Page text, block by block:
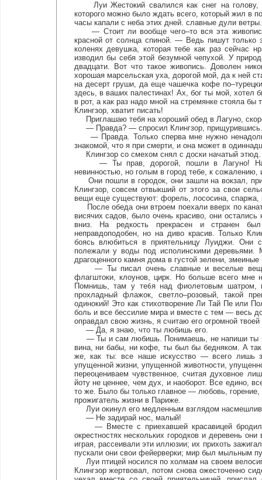
Луи Жестокий свалился как снег на голову,
которого можно было ждать всего, который жил в
часы капали с неба этих дней. славные дули
— Стоит ли вообще чего–то вся эта
красной от солнца спиной. — Ведь пишут
коленях девушка, которая тебе как раз сейчас
изводил бы себя этой безумной чепухой. У
двадцати. Вот что такое живопись. Доволен
хорошая марсельская уха, дорогой мой, да к ней
на десерт груши, да еще чашечка кофе
здесь, в ваших палестинах! Ах, бог ты мой, хотел
в рот, а как раз надо мной на стремянке стояла
Клингзор, хватит писать!
Приглашаю тебя на хороший обед в Лагуно,
— Правда? — спросил Клингзор, прищурившись.
— Правда. Только сперва мне нужно
знакомой, что я при смерти, и она может в
Клингзор со смехом снял с доски начатый этюд.
— Ты прав, дорогой, пошли в Лагуно!
невинностью, но голым в город тебе, к сожалению,
Они пошли в городок, они зашли на вокзал,
Клингзор, совсем отвыкший от этого за свои
вещи еще существуют: форель, лососина, спаржа,
После обеда они втроем поехали вверх по
висячих садов, было очень красиво, они
вниз. На редкость прекрасен и странен был
неправдоподобен, но на диво красив. Только
боясь влюбиться в приятельницу Луиджи.
полежали у воды под исполинскими деревьями.
драгоценного камня дома в густой зелени,
— Ты писал очень славные и веселые
флагштоки, клоунов, цирк. Но больше всего мне
Помнишь, там у тебя над фиолетовым шатром,
прохладный флажок, светло–розовый, такой
одинокий! Это как стихотворение Ли Тай Пе или
боль и все бессилие мира и вместе с тем — весь
оправдал свою жизнь, я считаю его огромной
— Да, я знаю, что ты любишь его.
— Ты и сам любишь. Понимаешь, не напиши ты
вина, ни бабы, ни кофе, ты был бы бедняком. А
же, как ты: все наше искусство — всего лишь
упущенной жизни, упущенной животности,
переоцениваем чувственное, считая духовное
йоту не ценнее, чем дух, и наоборот. Все едино,
то же. Было бы только главное — любовь,
прожигатель жизни в Париже.
Луи окинул его медленным взглядом
— Не задирай нос, малый!
— Вместе с приехавшей красавицей
окрестностях нескольких городков и деревень
играя, рассеивали эти иллюзии; их прихоть
пускали они свои фейерверки; мир был мыльным
Луи птицей носился по холмам на своем
Клингзор жертвовал, потом снова ожесточенно